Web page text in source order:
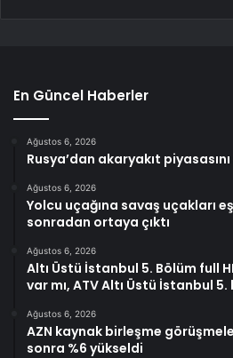
En Güncel Haberler
Ağustos 6, 2026
Rusya’dan akaryakıt
Ağustos 6, 2026
Yolcu uçağına savaş uçakları
sonradan ortaya çıktı
Ağustos 6, 2026
Altı Üstü İstanbul 5. Bölüm full
var mı, ATV Altı Üstü İstanbul
Ağustos 6, 2026
AZN kaynak birleşme
sonra %6 yükseldi